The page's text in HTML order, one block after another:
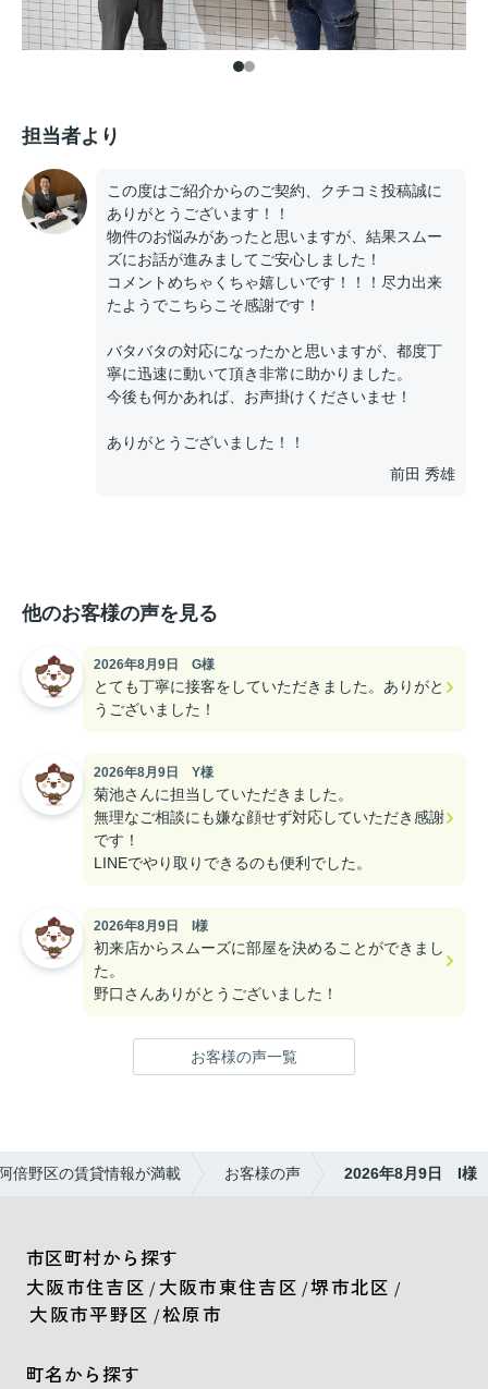
担当者より
この度はご紹介からのご契約、クチコミ投稿誠に
ありがとうございます！！
物件のお悩みがあったと思いますが、結果スムー
ズにお話が進みましてご安心しました！
コメントめちゃくちゃ嬉しいです！！！尽力出来
たようでこちらこそ感謝です！
バタバタの対応になったかと思いますが、都度丁
寧に迅速に動いて頂き非常に助かりました。
今後も何かあれば、お声掛けくださいませ！
ありがとうございました！！
前田 秀雄
他のお客様の声を見る
2026年8月9日 G様
とても丁寧に接客をしていただきました。ありがと
うございました！
2026年8月9日 Y様
菊池さんに担当していただきました。
無理なご相談にも嫌な顔せず対応していただき感謝
です！
LINEでやり取りできるのも便利でした。
2026年8月9日 I様
初来店からスムーズに部屋を決めることができまし
た。
野口さんありがとうございました！
お客様の声一覧
倍野区の賃貸情報が満載 お客様の声 2026年8月9日 I様
市区町村から探す
大阪市住吉区 / 大阪市東住吉区 /堺市北区 /
大阪市平野区 /松原市
町名から探す